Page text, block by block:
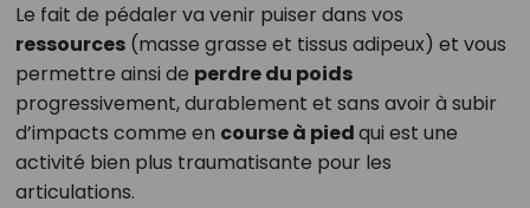
Le fait de pédaler va venir puiser dans vos
ressources(masse grasse et tissus adipeux) et vous
permettre ainsi de perdre du poids
progressivement, durablement et sans avoir à subir
d’impacts comme en course à piedqui est une
activité bien plus traumatisante pour les
articulations.